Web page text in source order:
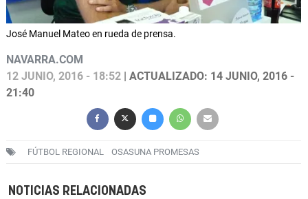
José Manuel Mateo en rueda de prensa.
NAVARRA.COM
12 JUNIO, 2016 - 18:52 | ACTUALIZADO: 14 JUNIO, 2016 -
21:40
FÚTBOL REGIONAL OSASUNA PROMESAS
NOTICIAS RELACIONADAS